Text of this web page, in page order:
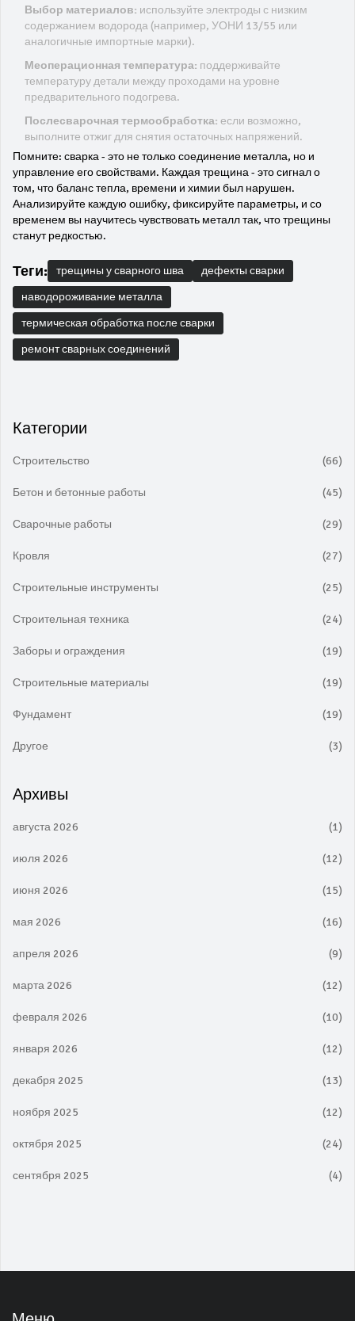
Выбор материалов: используйте электроды с низким
содержанием водорода (например, УОНИ 13/55 или
аналогичные импортные марки).
Меоперационная температура: поддерживайте
температуру детали между проходами на уровне
предварительного подогрева.
Послесварочная термообработка: если возможно,
выполните отжиг для снятия остаточных напряжений.
Помните: сварка - это не только соединение металла, но и
управление его свойствами. Каждая трещина - это сигнал о
том, что баланс тепла, времени и химии был нарушен.
Анализируйте каждую ошибку, фиксируйте параметры, и со
временем вы научитесь чувствовать металл так, что трещины
станут редкостью.
Теги: трещины у сварного шва
дефекты сварки
наводороживание металла
термическая обработка после сварки
ремонт сварных соединений
Категории
Строительство (66)
Бетон и бетонные работы (45)
Сварочные работы (29)
Кровля (27)
Строительные инструменты (25)
Строительная техника (24)
Заборы и ограждения (19)
Строительные материалы (19)
Фундамент (19)
Другое (3)
Архивы
августа 2026 (1)
июля 2026 (12)
июня 2026 (15)
мая 2026 (16)
апреля 2026 (9)
марта 2026 (12)
февраля 2026 (10)
января 2026 (12)
декабря 2025 (13)
ноября 2025 (12)
октября 2025 (24)
сентября 2025 (4)